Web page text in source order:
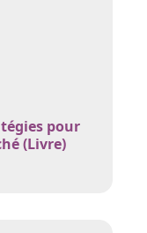
pour
(Livre)